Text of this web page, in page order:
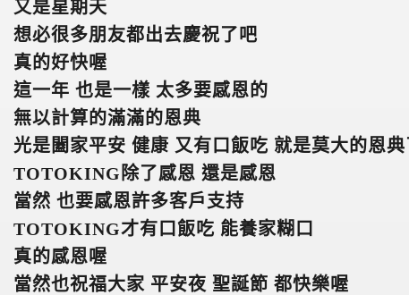
又是星期天
想必很多朋友都出去慶祝了吧
真的好快喔
這一年 也是一樣 太多要感恩的
無以計算的滿滿的恩典
光是闔家平安 健康 又有口飯吃 就是莫大的恩典
TOTOKING 除了感恩 還是感恩
當然 也要感恩許多客戶支持
TOTOKING才有口飯吃 能養家糊口
真的感恩喔
當然也祝福大家 平安夜 聖誕節 都快樂喔